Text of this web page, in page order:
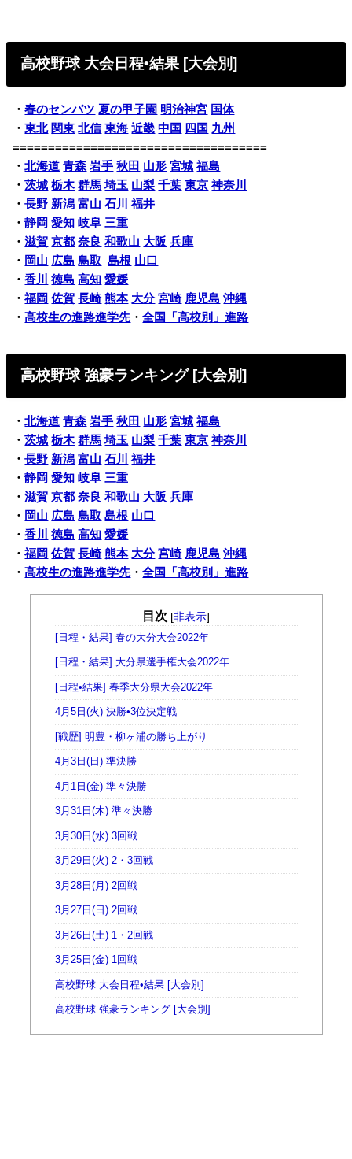
高校野球 大会日程•結果 [大会別]
・春のセンバツ 夏の甲子園 明治神宮 国体
・東北 関東 北信 東海 近畿 中国 四国 九州
====================================
・北海道 青森 岩手 秋田 山形 宮城 福島
・茨城 栃木 群馬 埼玉 山梨 千葉 東京 神奈川
・長野 新潟 富山 石川
福井
・静岡 愛知 岐阜 三重
・滋賀 京都 奈良 和歌山 大阪 兵庫
・ 岡山 広島 鳥取 島根 山口
・香川 徳島 高知 愛媛
・福岡 佐賀 長崎 熊本 大分 宮崎 鹿児島 沖縄
・高校生の進路進学先・全国「高校別」進路
高校野球 強豪ランキング [大会別]
・北海道 青森 岩手 秋田 山形 宮城 福島
・茨城 栃木 群馬 埼玉 山梨 千葉 東京 神奈川
・長野 新潟 富山 石川
福井
・静岡 愛知 岐阜 三重
・滋賀 京都 奈良 和歌山 大阪 兵庫
・ 岡山 広島 鳥取 島根 山口
・香川 徳島 高知 愛媛
・福岡 佐賀 長崎 熊本 大分 宮崎 鹿児島 沖縄
・高校生の進路進学先・全国「高校別」進路
目次 [非表示]
[日程・結果] 春の大分大会2022年
[日程・結果] 大分県選手権大会2022年
[日程•結果] 春季大分県大会2022年
4月5日(火) 決勝•3位決定戦
[戦歴] 明豊・柳ヶ浦の勝ち上がり
4月3日(日) 準決勝
4月1日(金) 準々決勝
3月31日(木) 準々決勝
3月30日(水) 3回戦
3月29日(火) 2・3回戦
3月28日(月) 2回戦
3月27日(日) 2回戦
3月26日(土) 1・2回戦
3月25日(金) 1回戦
高校野球 大会日程•結果 [大会別]
高校野球 強豪ランキング [大会別]